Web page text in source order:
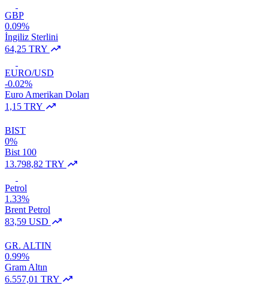
GBP
0.09%
İngiliz Sterlini
64,25 TRY
EURO/USD
-0.02%
Euro Amerikan Doları
1,15 TRY
BIST
0%
Bist 100
13.798,82 TRY
Petrol
1.33%
Brent Petrol
83,59 USD
GR. ALTIN
0.99%
Gram Altın
6.557,01 TRY